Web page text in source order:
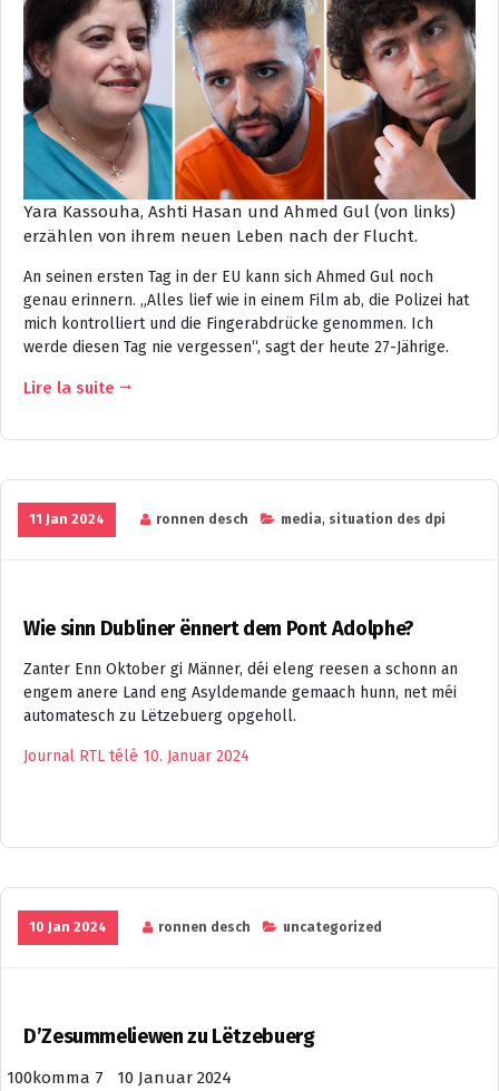
Yara Kassouha, Ashti Hasan und Ahmed Gul (von links)
erzählen von ihrem neuen Leben nach der Flucht.
An seinen ersten Tag in der EU kann sich Ahmed Gul noch
genau erinnern. „Alles lief wie in einem Film ab, die Polizei hat
mich kontrolliert und die Fingerabdrücke genommen. Ich
werde diesen Tag nie vergessen“, sagt der heute 27-Jährige.
Lire la suite
11 Jan 2024 ronnen desch media, situation des dpi
Wie sinn Dubliner ënnert dem Pont Adolphe?
Zanter Enn Oktober gi Männer, déi eleng reesen a schonn an
engem anere Land eng Asyldemande gemaach hunn, net méi
automatesch zu Lëtzebuerg opgeholl.
Journal RTL télé 10. Januar 2024
10 Jan 2024 ronnen desch uncategorized
D’Zesummeliewen zu Lëtzebuerg
100komma 7 10 Januar 2024